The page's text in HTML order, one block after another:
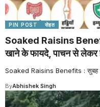
PIN POST सेहत
Soaked Raisins
खाने के फायदे, पाचन से लेकर
Soaked Raisins Benefits : सुबह
ByAbhishek Singh